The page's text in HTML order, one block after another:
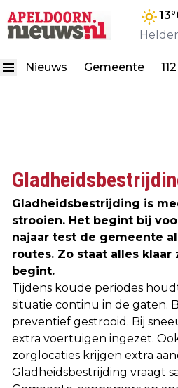
13
Nieuws Gemeente 112
Gladheidsbestrijding is
strooien. Het begint bij
najaar test de gemeente
routes. Zo staat alles
begint.
Tijdens koude periodes
situatie continu in de gaten.
preventief gestrooid. Bij
extra voertuigen ingezet.
zorglocaties krijgen extra
Gladheidsbestrijding vraagt